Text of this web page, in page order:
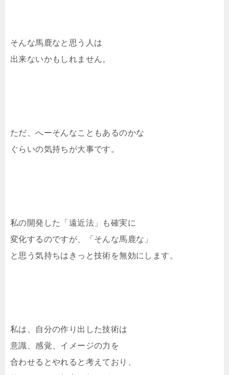
そんな馬鹿なと思う人は
出来ないかもしれません。
ただ、へーそんなこともあるのかな
ぐらいの気持ちが大事です。
私の開発した「遠近法」も確実に
変化するのですが、「そんな馬鹿な」
と思う気持ちはきっと技術を無効にします。
私は、自分の作り出した技術は
意識、感覚、イメージの力を
合わせるとやれると考えており、